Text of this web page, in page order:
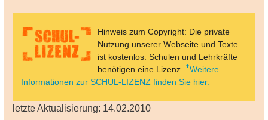
Hinweis zum Copyright: Die private
Nutzung unserer Webseite und Texte
ist kostenlos. Schulen und Lehrkräfte
benötigen eine Lizenz.
Weitere
Informationen zur SCHUL-LIZENZ finden Sie hier.
letzte Aktualisierung: 14.02.2010